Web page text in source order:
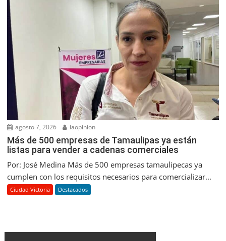
agosto 7, 2026 laopinion
Más de 500 empresas de Tamaulipas ya están
listas para vender a cadenas comerciales
Por: José Medina Más de 500 empresas tamaulipecas ya
cumplen con los requisitos necesarios para comercializar...
Ciudad Victoria Destacados